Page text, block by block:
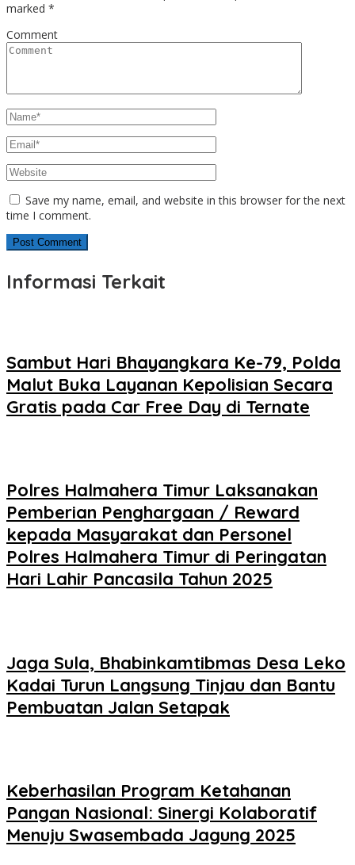
marked *
Comment
Save my name, email, and website in this browser for the next
time I comment.
Informasi Terkait
Sambut Hari Bhayangkara Ke-79, Polda
Malut Buka Layanan Kepolisian Secara
Gratis pada Car Free Day di Ternate
Polres Halmahera Timur Laksanakan
Pemberian Penghargaan / Reward
kepada Masyarakat dan Personel
Polres Halmahera Timur di Peringatan
Hari Lahir Pancasila Tahun 2025
Jaga Sula, Bhabinkamtibmas Desa Leko
Kadai Turun Langsung Tinjau dan Bantu
Pembuatan Jalan Setapak
Keberhasilan Program Ketahanan
Pangan Nasional: Sinergi Kolaboratif
Menuju Swasembada Jagung 2025